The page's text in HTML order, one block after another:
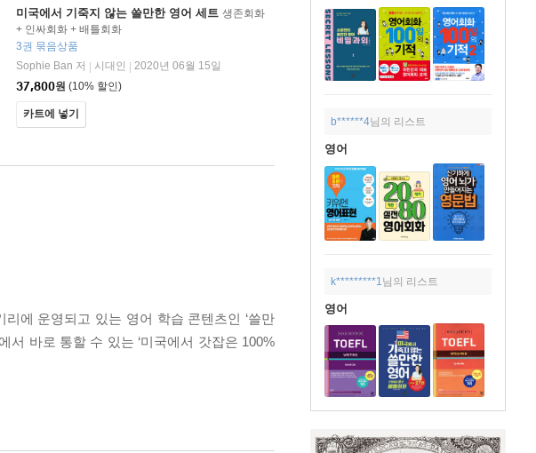
b******4님의 리스트
영어
k*********1 님의 리스트
영어
미국에서 기죽지 않는 쓸만한 영어 세트 생존회화
+ 인싸회화 + 배틀회화
3권 묶음상품
Sophie Ban 저
시대인
2020년 06월 15일
37,800원 (10% 할인)
카트에 넣기
에 운영되고 있는 영어 학습 콘텐츠인 ‘쓸만
서 바로 통할 수 있는 ‘미국에서 갓잡은 100%